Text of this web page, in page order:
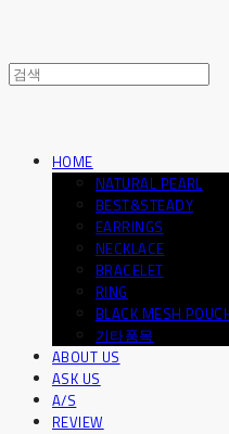
HOME
NATURAL PEARL
BEST&STEADY
EARRINGS
NECKLACE
BRACELET
RING
BLACK MESH
기타품목
ABOUT US
ASK US
A/S
REVIEW